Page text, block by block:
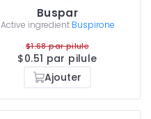
Buspar
Active ingredient Buspirone
$1.68 par pilule
$0.51 par pilule
Ajouter